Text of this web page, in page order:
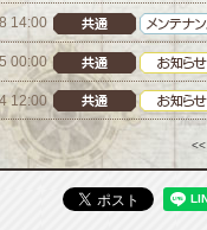
14:00
00:00
12:00
<<